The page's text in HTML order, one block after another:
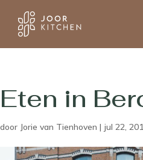
Eten in
door Jorie van Tienhoven | jul 22,